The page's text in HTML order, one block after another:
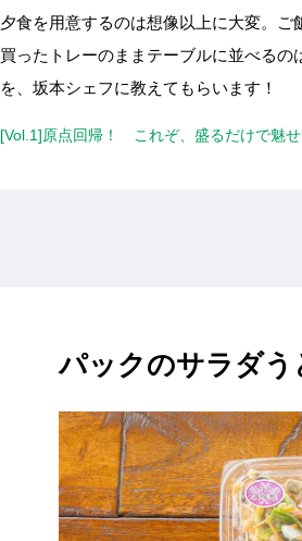
夕食を用意するのは想像以上に大変。ご
買ったトレーのままテーブルに並べる
を、坂本シェフに教えてもらいます！
[Vol.1]原点回帰！ これぞ、盛るだけで魅
パックのサラダう